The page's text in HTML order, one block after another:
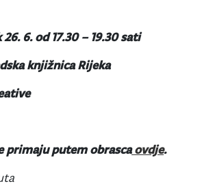
6. od 17.30 – 19.30 sati
knjižnica Rijeka
primaju putem obrascaovdje.